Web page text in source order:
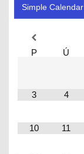
Simple Calendar
P
Ú
3 4
10 11